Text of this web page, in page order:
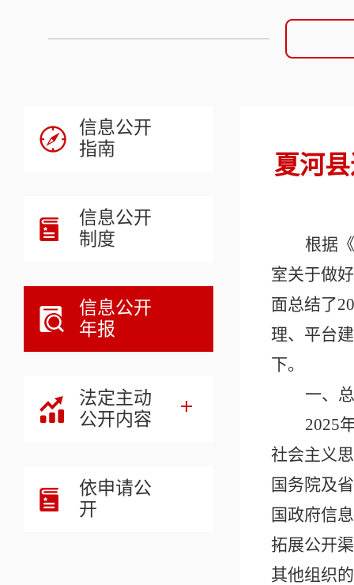
信息公开
指南
信息公开
制度
信息公开
年报
法定主动
公开内容
依申请公
开
夏河
根据
室关于做
面总结了
理、平台
下。
一、
2025
社会主义
国务院及
国政府信
拓展公开
其他组织